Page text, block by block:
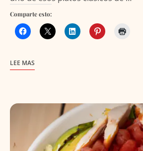
Comparte esto:
LEE MAS